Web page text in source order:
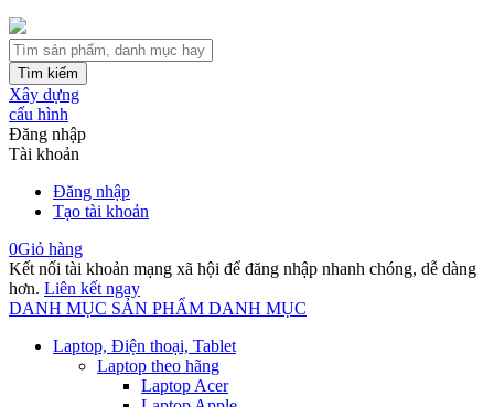
Tìm kiếm
Xây dựng
cấu hình
Đăng nhập
Tài khoản
Đăng nhập
Tạo tài khoản
0Giỏ hàng
Kết nối tài khoản mạng xã hội để đăng nhập nhanh chóng, dễ dàng
hơn. Liên kết ngay
DANH MỤC SẢN PHẨM DANH MỤC
Laptop, Điện thoại, Tablet
Laptop theo hãng
Laptop Acer